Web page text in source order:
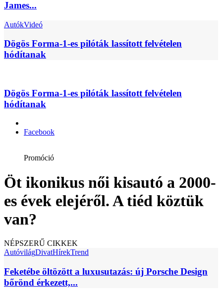
James...
AutókVideó
Dögös Forma-1-es pilóták lassított felvételen
hódítanak
Dögös Forma-1-es pilóták lassított felvételen
hódítanak
Facebook
Promóció
Öt ikonikus női kisautó a 2000-
es évek elejéről. A tiéd köztük
van?
NÉPSZERŰ CIKKEK
AutóvilágDivatHírekTrend
Feketébe öltözött a luxusutazás: új Porsche Design
bőrönd érkezett,...